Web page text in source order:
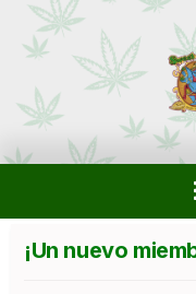
¡Un nuevo